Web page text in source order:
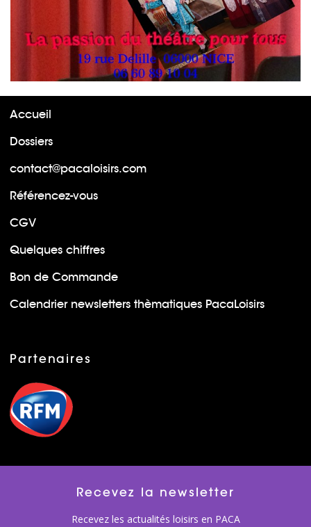
Accueil
Dossiers
contact@pacaloisirs.com
Référencez-vous
CGV
Quelques chiffres
Bon de Commande
Calendrier newsletters thèmatiques PacaLoisirs
Partenaires
Recevez la newsletter
Recevez les actualités loisirs en PACA